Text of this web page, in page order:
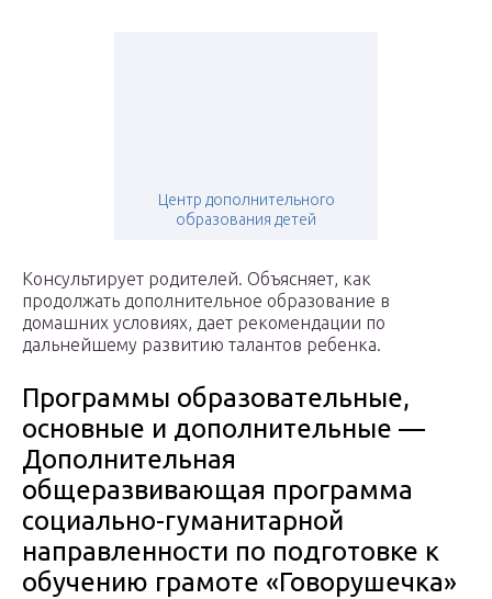
Центр дополнительного
образования детей
Консультирует родителей. Объясняет, как
продолжать дополнительное образование в
домашних условиях, дает рекомендации по
дальнейшему развитию талантов ребенка.
Программы образовательные,
основные и дополнительные —
Дополнительная
общеразвивающая программа
социально-гуманитарной
направленности по подготовке к
обучению грамоте «Говорушечка»